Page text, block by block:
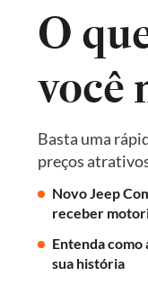
O
você
Basta uma
preços
Novo Jeep
receber
Entenda como
sua história